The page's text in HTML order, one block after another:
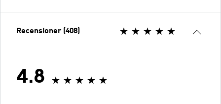
Recensioner (408)
4.8